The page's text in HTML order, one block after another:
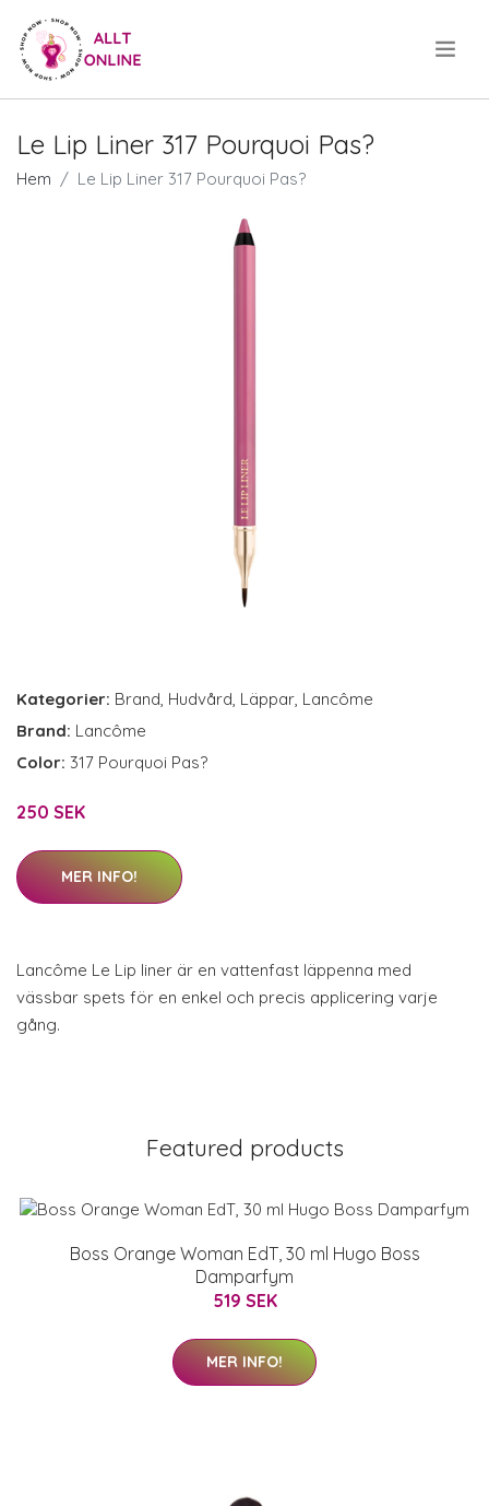
Le Lip Liner 317 Pourquoi Pas?
Hem Le Lip Liner 317 Pourquoi Pas?
Kategorier: Brand, Hudvård, Läppar, Lancôme
Brand: Lancôme
Color: 317 Pourquoi Pas?
250 SEK
MER INFO!
Lancôme Le Lip liner är en vattenfast läppenna med
vässbar spets för en enkel och precis applicering varje
gång.
Featured products
Boss Orange Woman EdT, 30 ml Hugo Boss
Damparfym
519 SEK
MER INFO!